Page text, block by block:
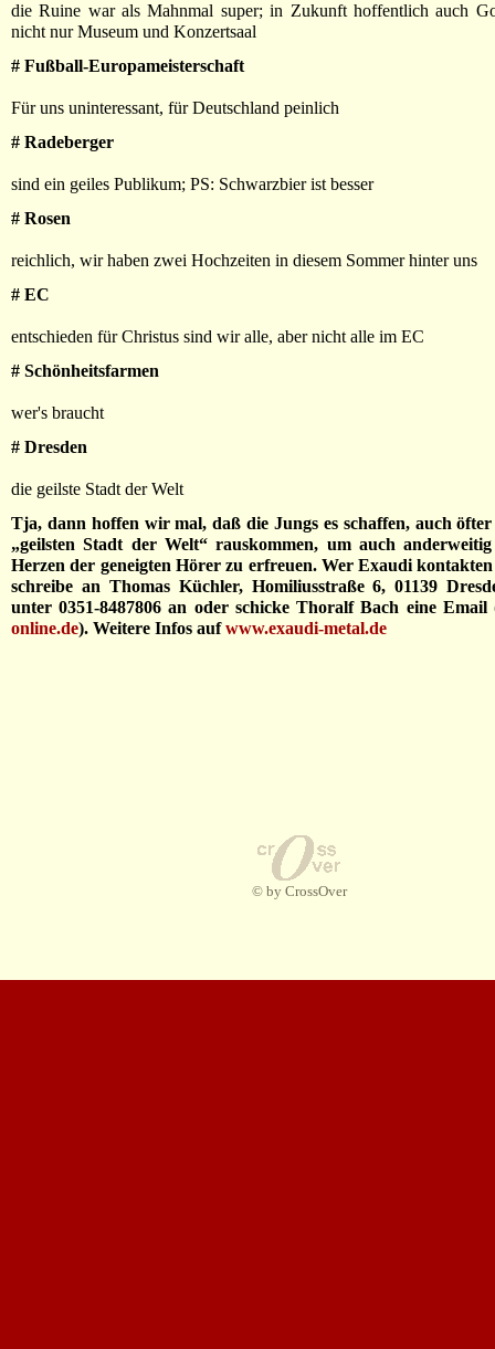
die Ruine war als Mahnmal super; in Zukunft hoffentlich auch
nicht nur Museum und Konzertsaal
# Fußball-Europameisterschaft
Für uns uninteressant, für Deutschland peinlich
# Radeberger
sind ein geiles Publikum; PS: Schwarzbier ist besser
# Rosen
reichlich, wir haben zwei Hochzeiten in diesem Sommer hinter uns
# EC
entschieden für Christus sind wir alle, aber nicht alle im EC
# Schönheitsfarmen
wer's braucht
# Dresden
die geilste Stadt der Welt
Tja, dann hoffen wir mal, daß die Jungs es schaffen, auch
„geilsten Stadt der Welt“ rauskommen, um auch
Herzen der geneigten Hörer zu erfreuen. Wer Exaudi
schreibe an Thomas Küchler, Homiliusstraße 6, 01139
unter 0351-8487806 an oder schicke Thoralf Bach eine Email
online.de). Weitere Infos aufwww.exaudi-metal.de
© by CrossOver